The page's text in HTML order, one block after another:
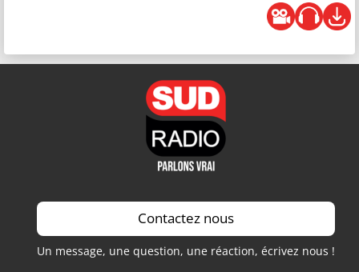
Contactez nous
Un message, une question, une réaction, écrivez nous !